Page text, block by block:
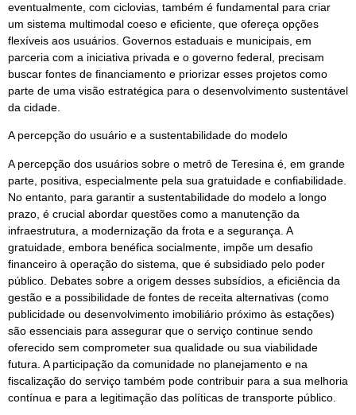
eventualmente, com ciclovias, também é fundamental para criar
um sistema multimodal coeso e eficiente, que ofereça opções
flexíveis aos usuários. Governos estaduais e municipais, em
parceria com a iniciativa privada e o governo federal, precisam
buscar fontes de financiamento e priorizar esses projetos como
parte de uma visão estratégica para o desenvolvimento sustentável
da cidade.
A percepção do usuário e a sustentabilidade do modelo
A percepção dos usuários sobre o metrô de Teresina é, em grande
parte, positiva, especialmente pela sua gratuidade e confiabilidade.
No entanto, para garantir a sustentabilidade do modelo a longo
prazo, é crucial abordar questões como a manutenção da
infraestrutura, a modernização da frota e a segurança. A
gratuidade, embora benéfica socialmente, impõe um desafio
financeiro à operação do sistema, que é subsidiado pelo poder
público. Debates sobre a origem desses subsídios, a eficiência da
gestão e a possibilidade de fontes de receita alternativas (como
publicidade ou desenvolvimento imobiliário próximo às estações)
são essenciais para assegurar que o serviço continue sendo
oferecido sem comprometer sua qualidade ou sua viabilidade
futura. A participação da comunidade no planejamento e na
fiscalização do serviço também pode contribuir para a sua melhoria
contínua e para a legitimação das políticas de transporte público.